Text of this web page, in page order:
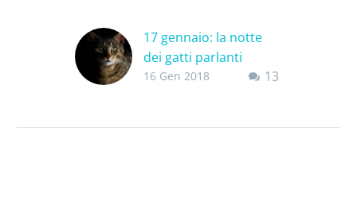
17 gennaio: la notte
dei gatti parlanti
Confessiamolo
13
16 Gen 2018